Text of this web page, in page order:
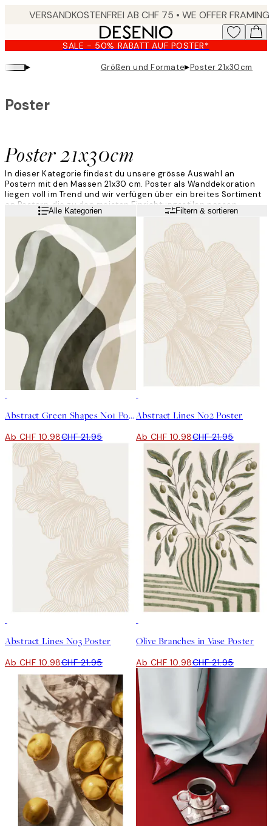
content.
SALE - 50% RABATT AUF POSTER*
▸ Größen und Formate▸Poster 21x30cm
Poster 21x30cm
Poster
In dieser Kategorie findest du unsere grösse Auswahl an
Postern mit den Massen 21x30 cm. Poster als Wanddekoration
liegen voll im Trend und wir verfügen über ein breites Sortiment
an Postern, die zu den meisten Einrichtungsstilen passen.
Unsere Bilder in der Grösse 21x30 cm kannst duuntereinander
oder mit Bildern in anderen Grössen zu einer hübschen
Bilderwand kombinieren!
WeiterlesenAlle Kategorien Filtern & sortieren
Abstract Green Shapes No1 Poster
Ab CHF 10.98CHF 21.95
Abstract Lines No2 Poster
Ab CHF 10.98CHF 21.95
Abstract Lines No3 Poster
Ab CHF 10.98CHF 21.95
Olive Branches in Vase Poster
Ab CHF 10.98CHF 21.95